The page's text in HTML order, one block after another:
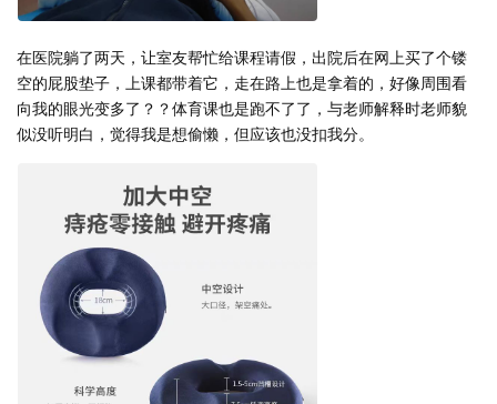
在医院躺了两天，让室友帮忙给课程请假，出院后在网上买了个镂
空的屁股垫子，上课都带着它，走在路上也是拿着的，好像周围看
向我的眼光变多了？？体育课也是跑不了了，与老师解释时老师貌
似没听明白，觉得我是想偷懒，但应该也没扣我分。